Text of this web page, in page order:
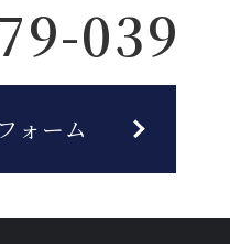
039
ォーム